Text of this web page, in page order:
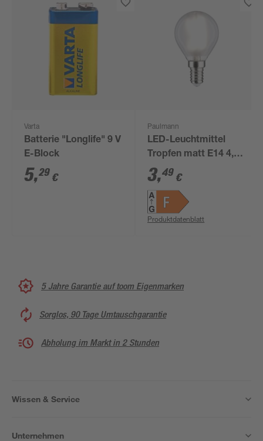
Varta
Batterie "Longlife" 9 V
E-Block
5,29 €
Paulmann
LED-Leuchtmittel
Tropfen matt E14 4,8
W 470 lm neutralweiß
3,49 €
Produktdatenblatt
5 Jahre Garantie auf toom Eigenmarken
Sorglos, 90 Tage Umtauschgarantie
Abholung im Markt in 2 Stunden
Wissen & Service
Unternehmen